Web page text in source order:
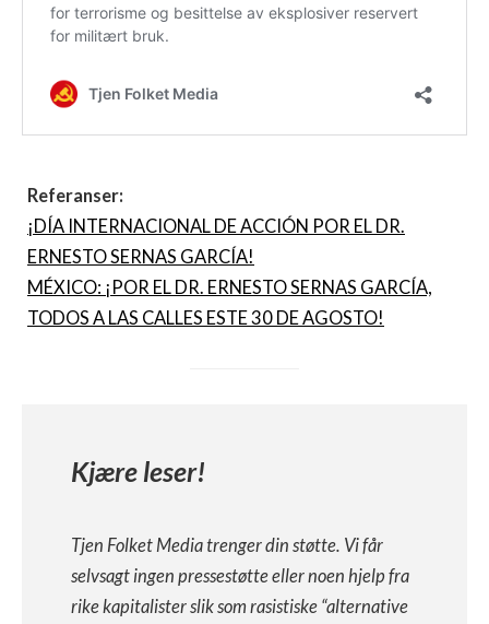
Referanser:
¡DÍA INTERNACIONAL DE ACCIÓN POR EL DR.
ERNESTO SERNAS GARCÍA!
MÉXICO: ¡POR EL DR. ERNESTO SERNAS GARCÍA,
TODOS A LAS CALLES ESTE 30 DE AGOSTO!
Kjære leser!
Tjen Folket Media trenger din støtte. Vi får
selvsagt ingen pressestøtte eller noen hjelp fra
rike kapitalister slik som rasistiske “alternative